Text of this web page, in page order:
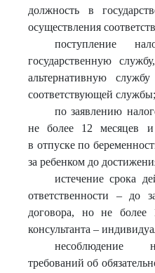
должность в
осуществления
поступление
государственную
альтернативную
соответствующей службы;
по заявлению
не более 12 месяцев
в отпуске по
за ребенком до
истечение срока
ответственности – до
договора, но не более
консультанта –
несоблюдение
требований об